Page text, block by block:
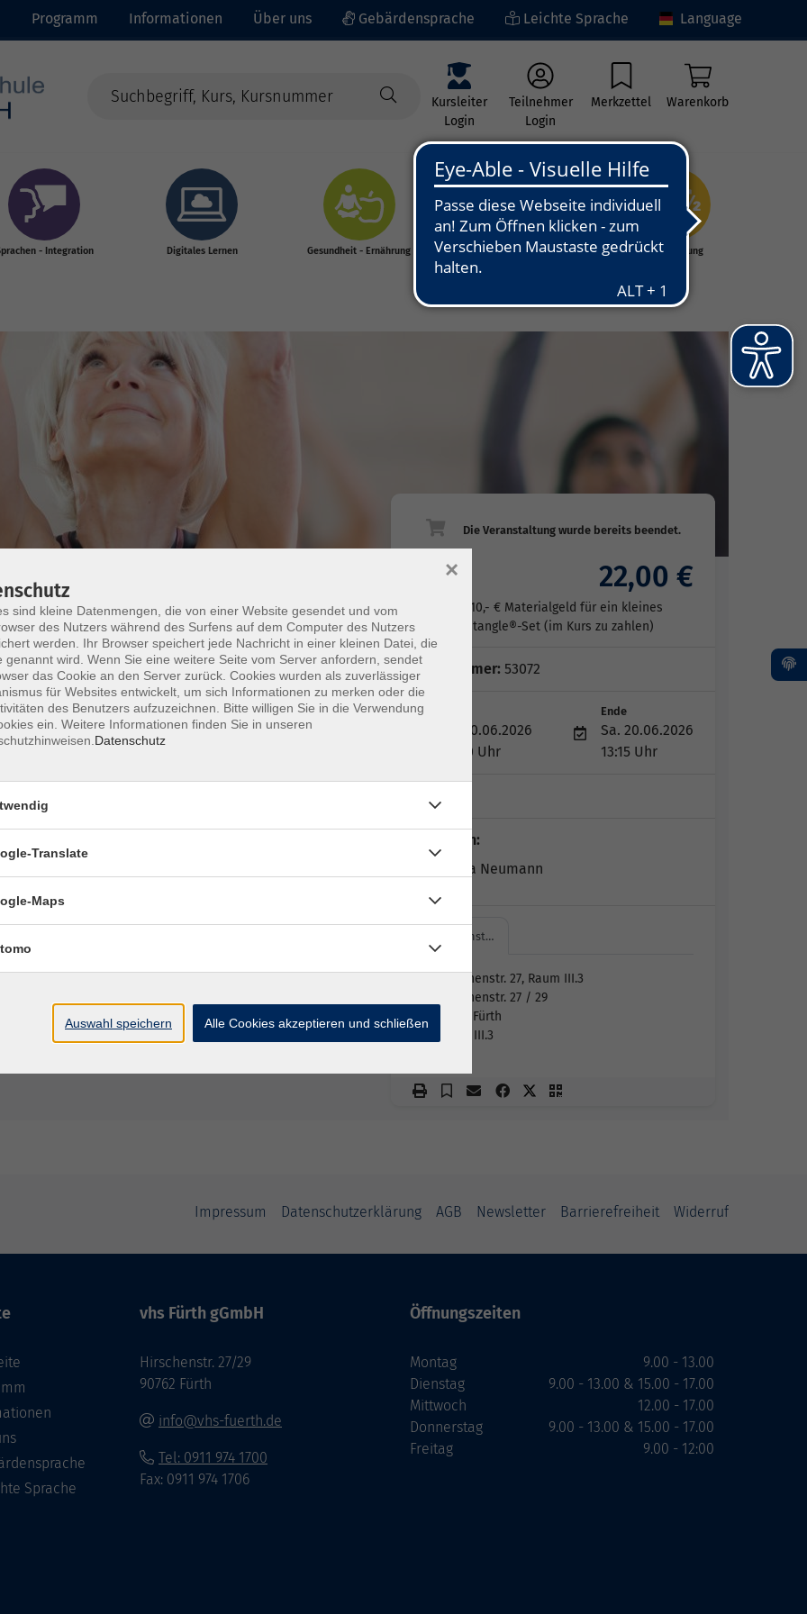
Programm Informationen Über uns Gebärdensprache Leichte Sprache Language
Kursleiter
Login
Teilnehmer
Login
Merkzettel Warenkorb
- Integration Digitales Lernen Gesundheit - Ernährung
Kunst - Kultur -
Grundbildung
uns von Sonne, Meer und Natur inspirieren und
Mit leichten, schwungvollen Mustern entstehen
ausdrücken – perfekt, um den Sommer
Tangles kennen und verbinden sie zu einer
den Sommer kreativ einzufangen – ganz ohne
neue Muster ausprobieren möchten.
Gebühr 22,00 €
zzgl. 10,- € Materialgeld für ein kleines
Zentangle®-Set (im Kurs zu zahlen)
Kursnummer: 53072
Sa. 20.06.2026
10:00 Uhr
Ende
Sa. 20.06.2026
13:15 Uhr
Dozent*in:
Katharina Neumann
Hirschenst…
Hirschenstr. 27, Raum III.3
Hirschenstr. 27 / 29
90762 Fürth
Raum III.3
Impressum Datenschutzerklärung AGB Newsletter Barrierefreiheit Widerruf
Sprache
vhs Fürth gGmbH
Hirschenstr. 27/29
90762 Fürth
info@vhs-fuerth.de
Tel: 0911 974 1700
Fax: 0911 974 1706
Öffnungszeiten
Montag
Dienstag
Mittwoch
Donnerstag
Freitag
9.00 - 13.00
9.00 - 13.00 & 15.00 - 17.00
12.00 - 17.00
9.00 - 13.00 & 15.00 - 17.00
9.00 - 12:00
sind kleine Datenmengen, die von einer Website gesendet und vom
des Nutzers während des Surfens auf dem Computer des Nutzers
werden. Ihr Browser speichert jede Nachricht in einer kleinen Datei, die
genannt wird. Wenn Sie eine weitere Seite vom Server anfordern, sendet
das Cookie an den Server zurück. Cookies wurden als zuverlässiger
für Websites entwickelt, um sich Informationen zu merken oder die
des Benutzers aufzuzeichnen. Bitte willigen Sie in die Verwendung
ein. Weitere Informationen finden Sie in unseren
Datenschutz
×
Translate
Maps
Auswahl speichern Alle Cookies akzeptieren und schließen